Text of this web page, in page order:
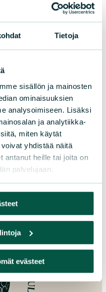
Tietoja
sisällön ja mainosten
ominaisuuksien
analysoimiseen. Lisäksi
ja analytiikka-
miten käytät
yhdistää näitä
antanut heille tai joita on
palvelujaan.
evästeet